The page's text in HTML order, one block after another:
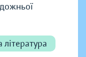
література